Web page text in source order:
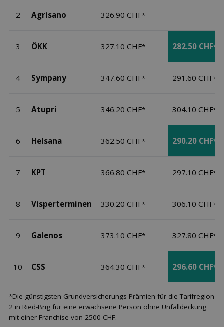
2 Agrisano 326.90 CHF* -
3 ÖKK 327.10 CHF* 282.50 CHF*
4 Sympany 347.60 CHF* 291.60 CHF*
5 Atupri 346.20 CHF* 304.10 CHF*
6 Helsana 362.50 CHF* 290.20 CHF*
7 KPT 366.80 CHF* 297.10 CHF*
8 Visperterminen 330.20 CHF* 306.10 CHF*
9 Galenos 373.10 CHF* 327.80 CHF*
10 CSS 364.30 CHF* 296.60 CHF*
*Die günstigsten Grundversicherungs-Prämien für die Tarifregion
2 in Ried-Brig für eine erwachsene Person ohne Unfalldeckung
mit einer Franchise von 2500 CHF.